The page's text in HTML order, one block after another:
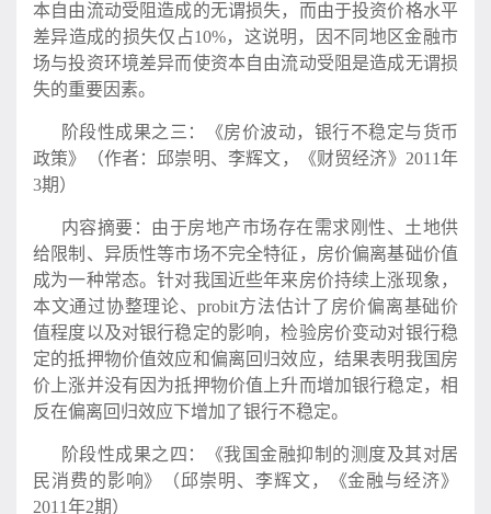
本自由流动受阻造成的无谓损失，而由于投资价格水平
差异造成的损失仅占10%，这说明，因不同地区金融市
场与投资环境差异而使资本自由流动受阻是造成无谓损
失的重要因素。
阶段性成果之三：《房价波动，银行不稳定与货币
政策》（作者：邱崇明、李辉文，《财贸经济》2011年
3期）
内容摘要：由于房地产市场存在需求刚性、土地供
给限制、异质性等市场不完全特征，房价偏离基础价值
成为一种常态。针对我国近些年来房价持续上涨现象，
本文通过协整理论、probit方法估计了房价偏离基础价
值程度以及对银行稳定的影响，检验房价变动对银行稳
定的抵押物价值效应和偏离回归效应，结果表明我国房
价上涨并没有因为抵押物价值上升而增加银行稳定，相
反在偏离回归效应下增加了银行不稳定。
阶段性成果之四：《我国金融抑制的测度及其对居
民消费的影响》（邱崇明、李辉文，《金融与经济》
2011年2期）